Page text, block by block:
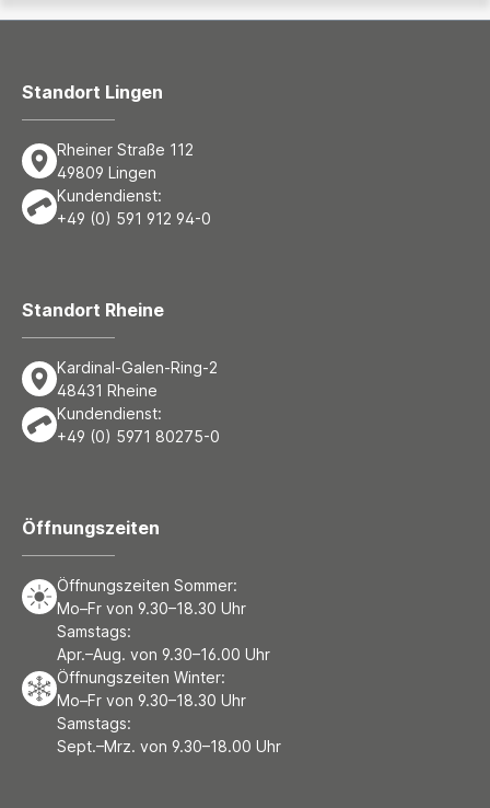
Standort Lingen
Rheiner Straße 112
49809 Lingen
Kundendienst:
+49 (0) 591 912 94-0
Standort Rheine
Kardinal-Galen-Ring-2
48431 Rheine
Kundendienst:
+49 (0) 5971 80275-0
Öffnungszeiten
Öffnungszeiten Sommer:
Mo–Fr von 9.30–18.30 Uhr
Samstags:
Apr.–Aug. von 9.30–16.00 Uhr
Öffnungszeiten Winter:
Mo–Fr von 9.30–18.30 Uhr
Samstags:
Sept.–Mrz. von 9.30–18.00 Uhr